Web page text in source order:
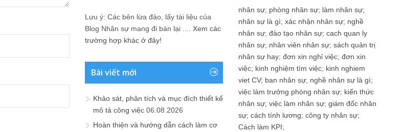
Lưu ý: Các bên lừa đảo, lấy tài liệu của
Blog Nhân sự mang đi bán lại .... Xem các
trường hợp khác ở đây!
Bài viết mới
Khảo sát, phân tích và mục đích thiết kế
mô tả công việc 06.08.2026
Hoàn thiện và hướng dẫn cách làm cơ
nhân sự; phòng nhân sự; làm nhân sự;
nhân sự là gì; xác nhận nhân sự; nghề
nhân sự; đào tạo nhân sự; cach quan ly
nhân sự; nhân viên nhân sự; sách quản trị
nhân sự hay; đơn xin nghỉ việc; đơn xin
việc; kinh nghiệm tìm việc; kinh nghiem
viet CV; ban nhân sự; nghề nhân sự là gì;
việc làm trưởng phòng nhân sự; kiến thức
nhân sự; việc làm nhân sự; giám đốc nhân
sự; cách tính lương; công ty nhân sự;
Cách làm KPI;